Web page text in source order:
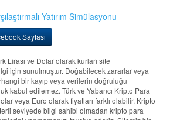
Yatırım Simülasyonu
Sayfası
Lirası ve Dolar olarak kurları site
için sunulmuştur. Doğabilecek zararlar veya
bir kayıp veya verilerin doğruluğu
kabul edilemez. Türk ve Yabancı Kripto Para
veya Euro olarak fiyatları farklı olabilir. Kripto
seviyede bilgi sahibi olmadan kripto para